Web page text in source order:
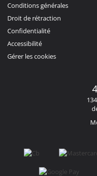
Conditions générales
Droit de rétraction
Confidentialité
Accessibilité
Gérer les cookies